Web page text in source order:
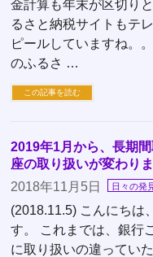
金計算も年末が区切り
るさと納税サイトもテ
ピールしていますね。
のふるさ …
この記事を読む
2019年1月から、長期
座の取り扱いが変わり
2018年11月5日
日々の発
(2018.11.5) こんにちは
す。 これまでは、銀行
に取り扱いの違ってい